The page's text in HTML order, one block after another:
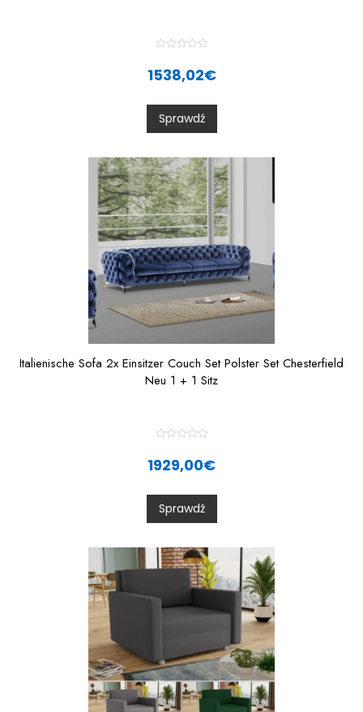
t
0
o
u
t
5
1538,02€
Sprawdź
Italienische Sofa 2x Einsitzer Couch Set Polster Set Chesterfield
Neu 1 + 1 Sitz
t
0
o
u
t
5
1929,00€
Sprawdź